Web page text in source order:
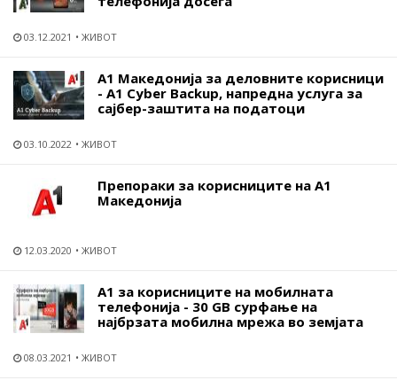
03.12.2021 ЖИВОТ
А1 Македонија за деловните корисници
- A1 Cyber Backup, напредна услуга за
сајбер-заштита на податоци
03.10.2022 ЖИВОТ
Препораки за корисниците на А1
Македонија
12.03.2020 ЖИВОТ
А1 за корисниците на мобилната
телефонија - 30 GB сурфање на
најбрзата мобилна мрежа во земјата
08.03.2021 ЖИВОТ